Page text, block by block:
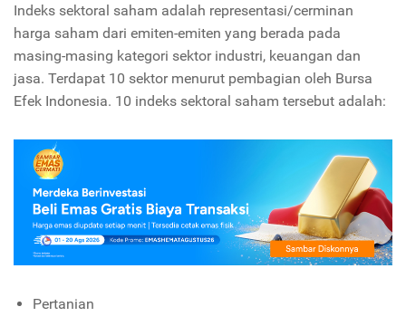
Indeks sektoral saham adalah representasi/cerminan
harga saham dari emiten-emiten yang berada pada
masing-masing kategori sektor industri, keuangan dan
jasa. Terdapat 10 sektor menurut pembagian oleh Bursa
Efek Indonesia. 10 indeks sektoral saham tersebut adalah:
Pertanian